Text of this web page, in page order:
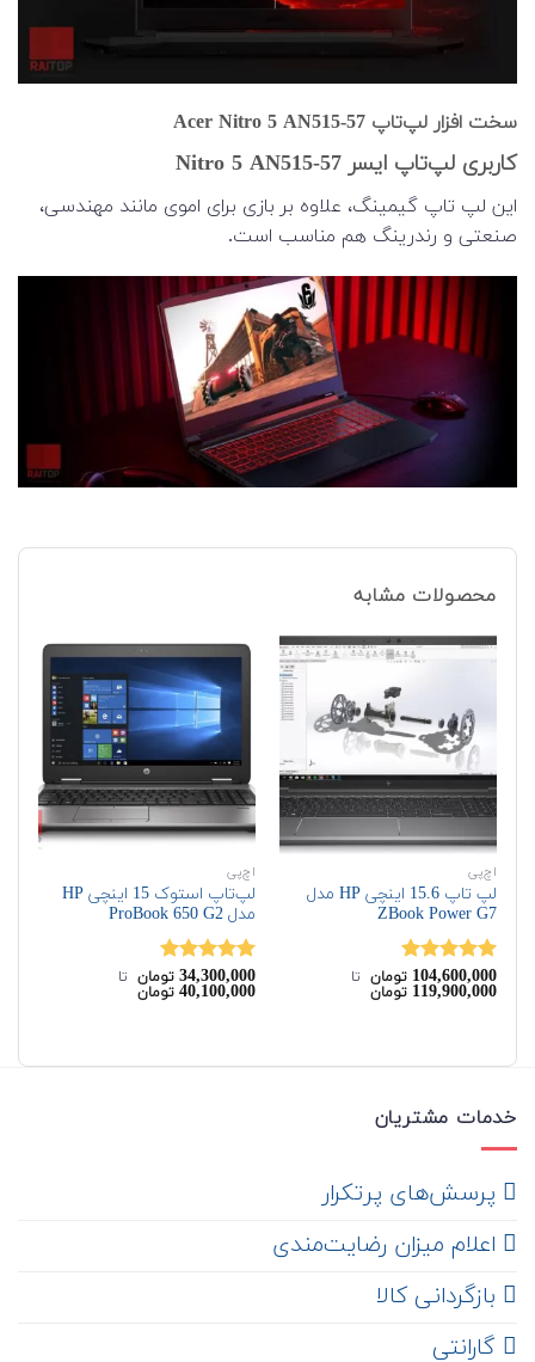
سخت افزار لپ‌تاپ Acer Nitro 5 AN515-57
کاربری لپ‌تاپ ایسر Nitro 5 AN515-57
این لپ تاپ گیمینگ، علاوه بر بازی برای اموی مانند مهندسی،
صنعتی و رندرینگ هم مناسب است.
محصولات مشابه
اچ‌پی
لپ تاپ 15.6 اینچی HP مدل
ZBook Power G7
نمره5.00
از 5
104,600,000 تومان‌ تا ‌
119,900,000 تومان
اچ‌پی
لپ‌تاپ استوک 15 اینچی HP
مدل ProBook 650 G2
نمره5.00
از 5
34,300,000 تومان‌ تا ‌
40,100,000 تومان
خدمات مشتریان
‌ پرسش‌های پرتکرار
اعلام میزان رضایت‌مندی
‌ بازگردانی کالا
گارانتی